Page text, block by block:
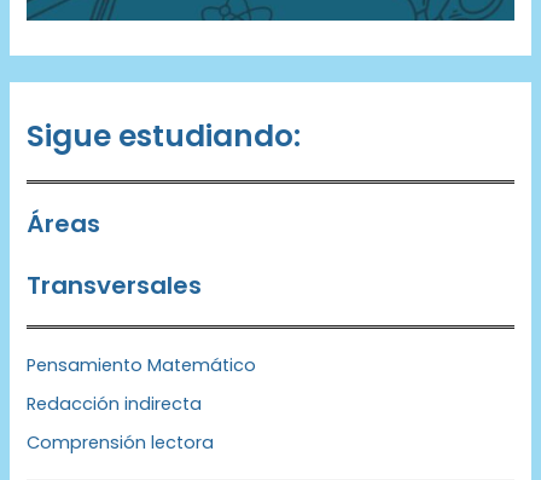
Sigue estudiando:
Áreas
Transversales
Pensamiento Matemático
Redacción indirecta
Comprensión lectora